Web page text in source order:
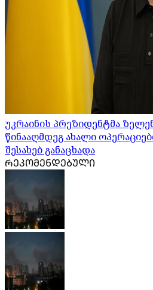
უკრაინის პრეზიდენტმა
წინააღმდეგ ახალი
შესახებ განაცხადა
ᲠᲔᲙᲝᲛᲔᲜᲓᲔᲑᲣᲚᲘ